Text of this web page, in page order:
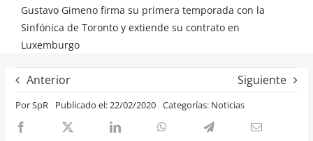
Artículos
Entrevistas
Recomendación
Cosas de Beckmesser
Gustavo Gimeno firma su primera temporada con la
Sinfónica de Toronto y extiende su contrato en
Luxemburgo
Anterior Siguiente
PorSpR Publicado el: 22/02/2020 Categorías: Noticias